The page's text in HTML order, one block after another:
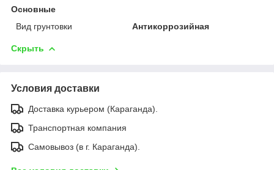
Основные
Вид грунтовки
Антикоррозийная
Скрыть
Условия доставки
Доставка курьером (Караганда).
Транспортная компания
Самовывоз (в г. Караганда).